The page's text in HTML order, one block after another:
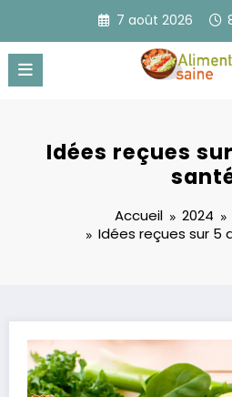
contenu
7 août 2026
Idées reçues
Accueil 2024
Idées reçues sur 5